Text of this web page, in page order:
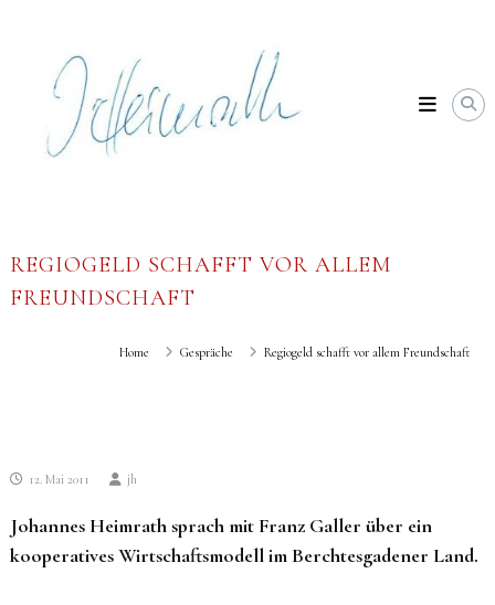
content
Heimrath
REGIOGELD SCHAFFT VOR ALLEM
FREUNDSCHAFT
Home Gespräche Regiogeld schafft vor allem Freundschaft
12. Mai 2011 jh
Johannes Heimrath sprach mit Franz Galler über ein
kooperatives Wirtschaftsmodell im Berchtesgadener Land.